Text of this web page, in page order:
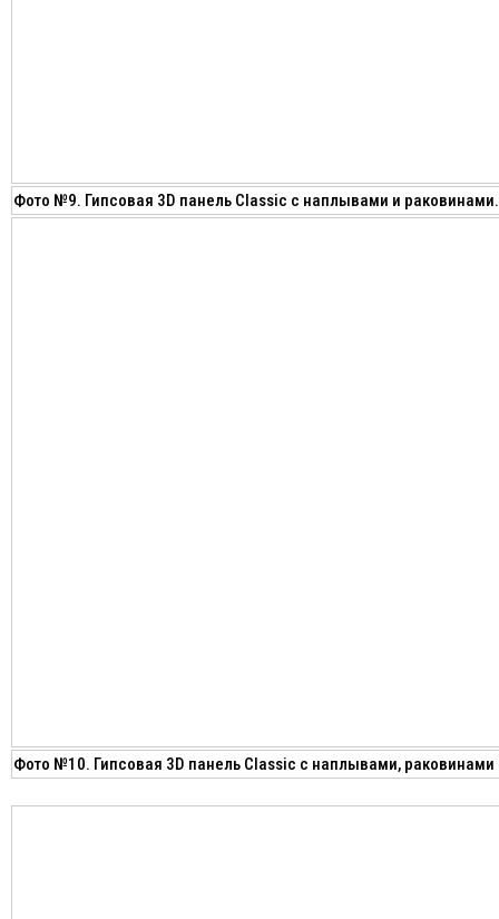
Фото №9. Гипсовая 3D панель Classic с наплывами и раковинами.
Фото №10. Гипсовая 3D панель Classic с наплывами,